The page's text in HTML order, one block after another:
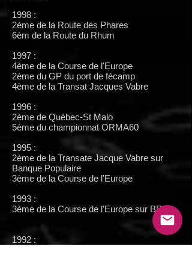
1998 :
2ème de la Route des Phares
6èm de la Route du Rhum
1997 :
4ème de la Course de l'Europe
2ème du GP du port de fécamp
4ème de la Transat Jacques Vabre
1996 :
2ème de Québec-St Malo
5ème du championnat ORMA60
1995 :
2ème de la Transate Jacque Vabre sur
Banque Populaire
3ème de la Course de l'Europe
1993 :
3ème de la Course de l'Europe sur BPO
1992 :